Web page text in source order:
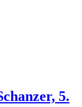
5.